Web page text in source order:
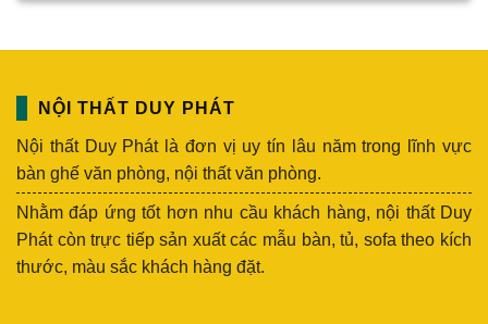
NỘI THẤT DUY PHÁT
Nội thất Duy Phát là đơn vị uy tín lâu năm trong lĩnh vực
bàn ghế văn phòng, nội thất văn phòng.
Nhằm đáp ứng tốt hơn nhu cầu khách hàng, nội thất Duy
Phát còn trực tiếp sản xuất các mẫu bàn, tủ, sofa theo kích
thước, màu sắc khách hàng đặt.